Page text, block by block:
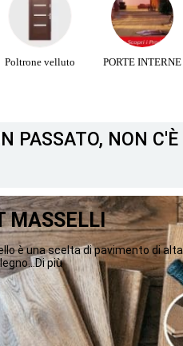
PORTE INTERNE
PROMOZIONI
PASSATO, NON
MASSELLI
è una scelta di pavimento di
più